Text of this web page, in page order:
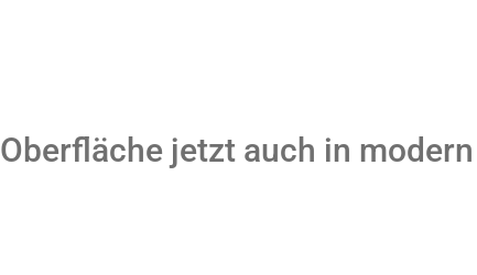
Oberfläche jetzt auch in modern